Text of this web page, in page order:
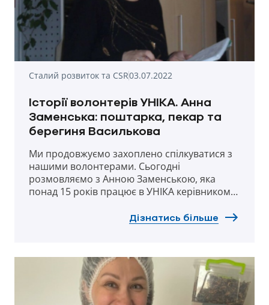
Сталий розвиток та CSR03.07.2022
Історії волонтерів УНІКА. Анна
Заменська: поштарка, пекар та
берегиня Василькова
Ми продовжуємо захоплено спілкуватися з
нашими волонтерами. Сьогодні
розмовляємо з Анною Заменською, яка
понад 15 років працює в УНІКА керівником
Анні довелося суттєво розширити свої
Київської області, яке понад місяць
перебувало під інтенсивними обстрілами.
Дізнатись більше